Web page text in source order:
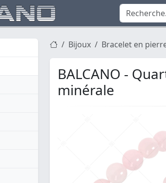
Bijoux Bracelet en
BALCANO -
minérale